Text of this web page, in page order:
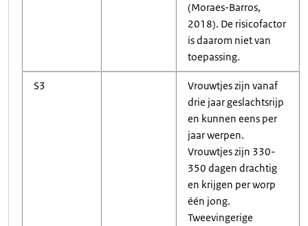
(Moraes-Barros,
2018). De risicofactor
is daarom niet van
toepassing.
S3
Vrouwtjes zijn vanaf
drie jaar geslachtsrijp
en kunnen eens per
jaar werpen.
Vrouwtjes zijn 330-
350 dagen drachtig
en krijgen per worp
één jong.
Tweevingerige